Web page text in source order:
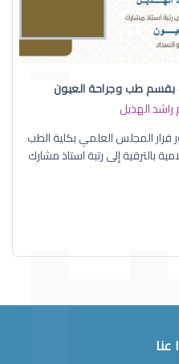
بقسم طب وجراحة العيون
راشد الهذيل
قرار المجلس العلمي بكلية الطب
بالترقية إلى رتبة استاذ مشارك
عنا